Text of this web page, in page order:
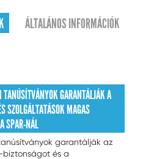
ÁLTALÁNOS INFORMÁCIÓK
TANÚSÍTVÁNYOK GARANTÁLJÁK A
SZOLGÁLTATÁSOK MAGAS
SPAR-NÁL
garantálják az
biztonságot és a